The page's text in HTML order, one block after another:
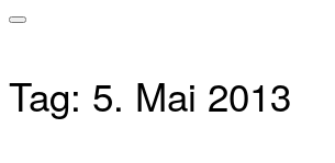
Tag: 5. Mai 2013